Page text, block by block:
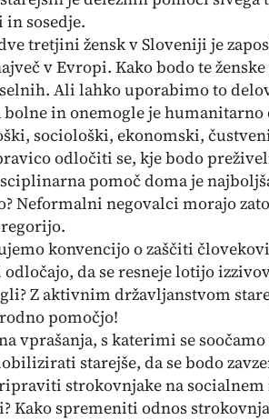
in sosedje.
tretjini žensk v Sloveniji je
v Evropi. Kako bodo te
Ali lahko uporabimo to
bolne in onemogle je
sociološki, ekonomski,
odločiti se, kje bodo
pomoč doma je
Neformalni negovalci morajo
konvencijo o zaščiti
da se resneje lotijo
Z aktivnim državljanstvom
pomočjo!
vprašanja, s katerimi se
starejše, da se bodo
strokovnjake na
Kako spremeniti odnos